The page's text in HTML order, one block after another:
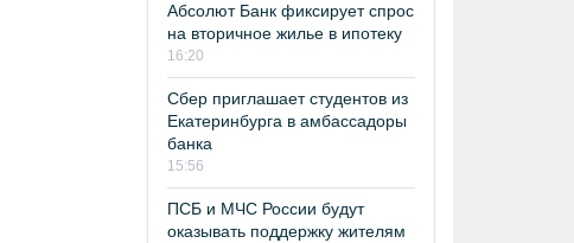
Абсолют Банк фиксирует спрос
на вторичное жилье в ипотеку
16:20
Сбер приглашает студентов из
Екатеринбурга в амбассадоры
банка
15:56
ПСБ и МЧС России будут
оказывать поддержку жителям